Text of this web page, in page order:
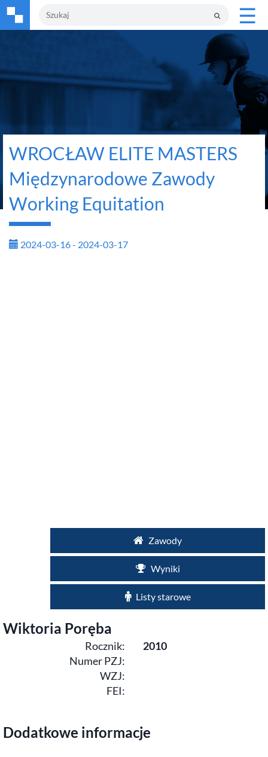
☰
WROCŁAW ELITE MASTERS
Międzynarodowe Zawody
Working Equitation
2024-03-16 - 2024-03-17
Zawody
Wyniki
Listy starowe
Wiktoria Poręba
Rocznik:
2010
Numer PZJ:
WZJ:
FEI:
Dodatkowe informacje